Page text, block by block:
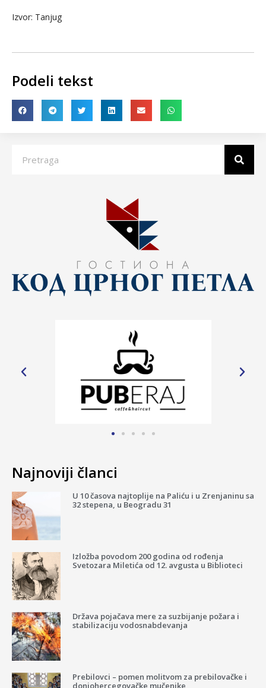
Izvor: Tanjug
Podeli tekst
Najnoviji članci
U 10 časova najtoplije na Paliću i u Zrenjaninu sa
32 stepena, u Beogradu 31
Izložba povodom 200 godina od rođenja
Svetozara Miletića od 12. avgusta u Biblioteci
Država pojačava mere za suzbijanje požara i
stabilizaciju vodosnabdevanja
Prebilovci – pomen molitvom za prebilovačke i
donjohercegovačke mučenike